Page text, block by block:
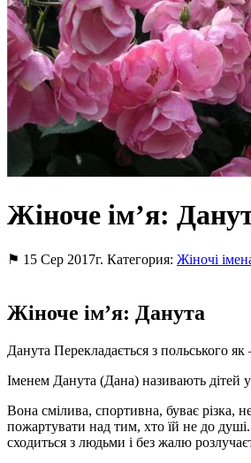
Жіноче ім’я:
⚑ 15 Сер 2017г. Категория: Жіночі
Жіноче ім’я: Данута
Данута Перекладається з польського як
Іменем Данута (Дана) називають дітей у
Вона смілива, спортивна, буває різка,
пожартувати над тим, хто їй не до
сходиться з людьми і без жалю